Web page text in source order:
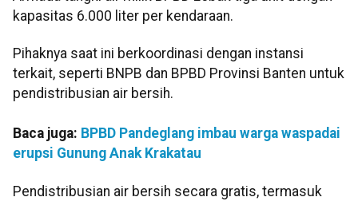
kapasitas 6.000 liter per kendaraan.
‎Pihaknya saat ini berkoordinasi dengan instansi
terkait, seperti BNPB dan BPBD Provinsi Banten untuk
pendistribusian air bersih.
Baca juga: BPBD Pandeglang imbau warga waspadai
erupsi Gunung Anak Krakatau
Pendistribusian air bersih secara gratis, termasuk